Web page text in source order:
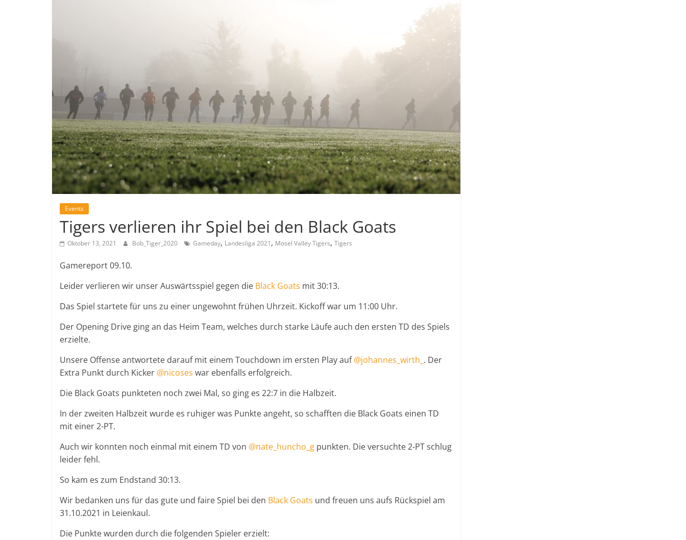
Events
Tigers verlieren ihr Spiel bei den Black Goats
Oktober 13, 2021 Bob_Tiger_2020 Gameday, Landesliga 2021, Mosel Valley Tigers, Tigers
Gamereport 09.10.
Leider verlieren wir unser Auswärtsspiel gegen die Black Goats mit 30:13.
Das Spiel startete für uns zu einer ungewohnt frühen Uhrzeit. Kickoff war um 11:00 Uhr.
Der Opening Drive ging an das Heim Team, welches durch starke Läufe auch den ersten TD des Spiels
erzielte.
Unsere Offense antwortete darauf mit einem Touchdown im ersten Play auf@johannes_wirth_ . Der
Extra Punkt durch Kicker @nicoses war ebenfalls erfolgreich.
Die Black Goats punkteten noch zwei Mal, so ging es 22:7 in die Halbzeit.
In der zweiten Halbzeit wurde es ruhiger was Punkte angeht, so schafften die Black Goats einen TD
mit einer 2-PT.
Auch wir konnten noch einmal mit einem TD von @nate_huncho_g punkten. Die versuchte 2-PT schlug
leider fehl.
So kam es zum Endstand 30:13.
Wir bedanken uns für das gute und faire Spiel bei den Black Goats und freuen uns aufs Rückspiel am
31.10.2021 in Leienkaul.
Die Punkte wurden durch die folgenden Spieler erzielt: